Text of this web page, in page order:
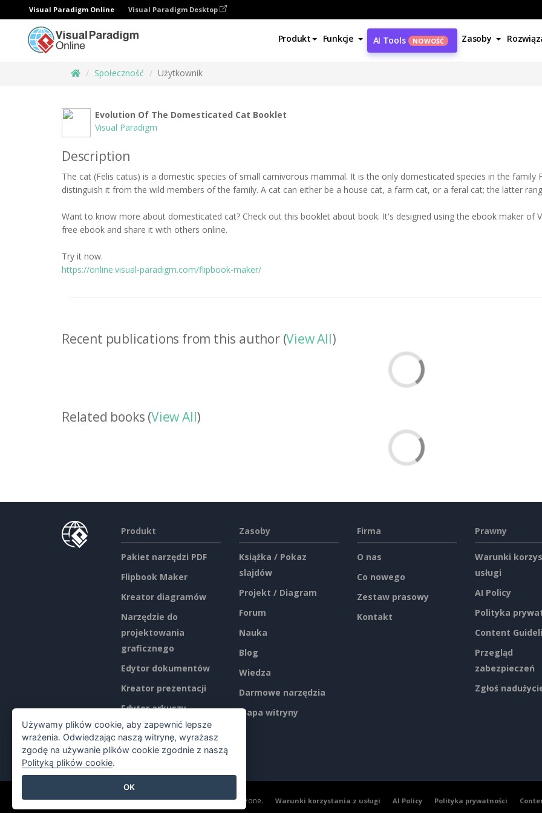
Visual Paradigm Online Visual Paradigm Desktop
Produkt Funkcje AI Tools NOWOŚĆ Zasoby
Społeczność Użytkownik
Evolution Of The Domesticated Cat Booklet
Visual Paradigm
Description
The cat (Felis catus) is a domestic species of small carnivorous mammal. It is the only domesticated species in the
distinguish it from the wild members of the family. A cat can either be a house cat, a farm cat, or a feral cat; the latter
Want to know more about domesticated cat? Check out this booklet about book. It's designed using the ebook maker of
free ebook and share it with others online.
Try it now.
https://online.visual-paradigm.com/flipbook-maker/
Recent publications from this author (View All)
Related books (View All)
Produkt
Pakiet narzędzi PDF
Flipbook Maker
Kreator diagramów
Narzędzie do
projektowania
graficznego
Edytor dokumentów
Kreator prezentacji
Edytor arkuszy
kalkulacyjnych
Ceny
Zasoby
Książka / Pokaz
slajdów
Projekt / Diagram
Forum
Nauka
Blog
Wiedza
Darmowe narzędzia
Mapa witryny
Firma
O nas
Co nowego
Zestaw prasowy
Kontakt
Prawny
Warunki
usługi
AI Policy
Polityka
Content
Przegląd
zabezpieczeń
Zgłoś
©2026 by Visual Paradigm. Wszelkie prawa zastrzeżone. Warunki korzystania z usługi AI Policy Polityka prywatności
Używamy plików cookie, aby zapewnić lepsze
wrażenia. Odwiedzając naszą witrynę, wyrażasz
zgodę na używanie plików cookie zgodnie z naszą
Polityką plików cookie.
OK